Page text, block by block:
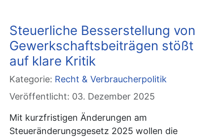
Steuerliche Besserstellung von
Gewerkschaftsbeiträgen stößt
auf klare Kritik
Kategorie: Recht & Verbraucherpolitik
Veröffentlicht: 03. Dezember 2025
Mit kurzfristigen Änderungen am
Steueränderungsgesetz 2025 wollen die